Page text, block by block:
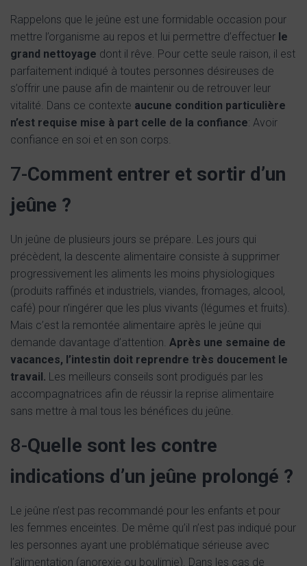
Rappelons que le jeûne est une formidable occasion pour
mettre l’organisme au repos et lui permettre d’effectuer le
grand nettoyage dont il rêve. Pour cette seule raison, il est
parfaitement indiqué à toutes personnes désireuses de
s’offrir une pause afin de maintenir ou de retrouver leur
vitalité. Dans ce contexte aucune condition particulière
n’est requise mise à part celle de la confiance: Avoir
confiance en soi et en son corps.
7-Comment entrer et sortir d’un
jeûne ?
Un jeûne de plusieurs jours se prépare. Les jours qui
précèdent, la descente alimentaire consiste à supprimer
progressivement les aliments les moins physiologiques
(produits raffinés et industriels, viandes, fromages, alcool,
café) pour n’ingérer que les plus vivants (légumes et fruits).
Mais c’est la remontée alimentaire après le jeûne qui
demande davantage d’attention. Après une semaine de
vacances, l’intestin doit reprendre très doucement le
travail. Les meilleurs conseils sont prodigués par les
accompagnatrices afin de réussir la reprise alimentaire
sans mettre à mal tous les bénéfices du jeûne.
8-Quelle sont les contre
indications d’un jeûne prolongé ?
Le jeûne n’est pas recommandé pour les enfants et pour
les femmes enceintes. De même qu’il n’est pas indiqué pour
les personnes ayant une problématique sérieuse avec
l’alimentation (anorexie ou boulimie). Dans les cas de